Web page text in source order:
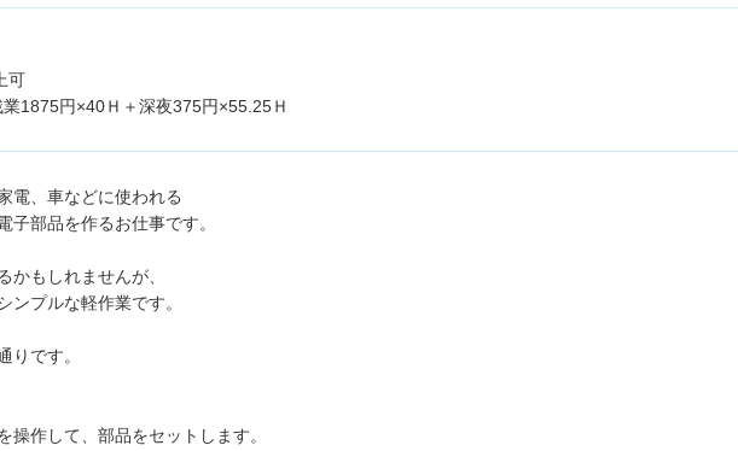
可
1875円×40Ｈ＋深夜375円×55.25Ｈ
電、車などに使われる
子部品を作るお仕事です。
かもしれませんが、
ンプルな軽作業です。
りです。
操作して、部品をセットします。